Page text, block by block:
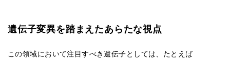
遺伝子変異を踏まえたあらたな視点
この領域において注目すべき遺伝子としては、たとえば